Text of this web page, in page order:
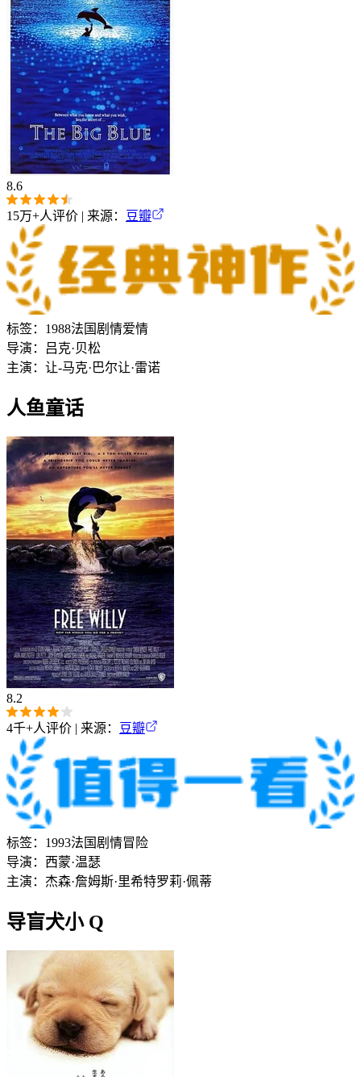
8.6
15万+人评价 | 来源： 豆瓣
标签： 1988法国 剧情爱情
导演：
吕克·贝松
主演： 让-马克·巴尔让·雷诺
人鱼童话
8.2
4千+人评价 | 来源： 豆瓣
标签： 1993法国 剧情冒险
导演： 西蒙·温瑟
主演： 杰森·詹姆斯·里希特罗莉·佩蒂
导盲犬小 Q